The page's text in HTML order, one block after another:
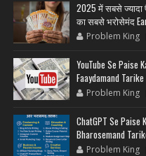
2025 में सबसे
का सबसे भरोसेमंद
Problem King
YouTube Se Paise
Faaydamand Tarike
Problem King
ChatGPT Se Paise
Bharosemand
Problem King